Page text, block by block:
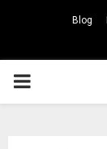
Blog
PRIMARY